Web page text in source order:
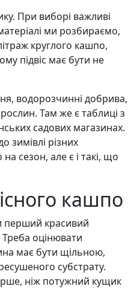
При виборі важливі
ми розбираємо,
круглого кашпо,
підвіс має бути не
водорозчинні добрива,
Там же є таблиці з
садових магазинах.
зимівлі різних
сезон, але є і такі, що
кашпо
перший красивий
Треба оцінювати
має бути щільною,
субстрату.
ніж потужний кущик